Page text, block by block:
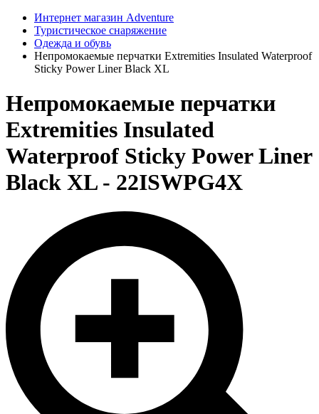
Интернет магазин Adventure
Туристическое снаряжение
Одежда и обувь
Непромокаемые перчатки Extremities Insulated Waterproof
Sticky Power Liner Black XL
Непромокаемые перчатки
Extremities Insulated
Waterproof Sticky Power Liner
Black XL - 22ISWPG4X